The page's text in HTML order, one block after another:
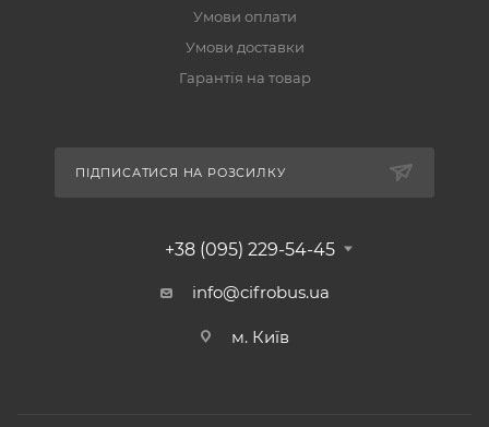
Умови оплати
Умови доставки
Гарантія на товар
ПІДПИСАТИСЯ НА РОЗСИЛКУ
+38 (095) 229-54-45
info@cifrobus.ua
м. Київ